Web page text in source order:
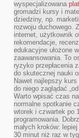
wyspecjalizowana
gromadzi kursy i
dziedziny, np.
rozwoju duchowego.
internet, użytkownik
rekomendacje,
edukacyjne ułożone
zaawansowania. To
ryzyko przepłacenia
do skutecznej nauki
Nawet najlepszy
do niego zaglądać
Warto wpisać czas
normalne spotkanie
wtorek i czwartek po
programowania.
małych kroków:
30 minut niż raz w